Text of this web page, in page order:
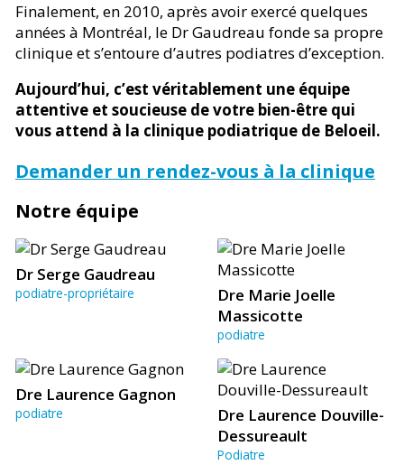
Finalement, en 2010, après avoir exercé quelques
années à Montréal, le Dr Gaudreau fonde sa propre
clinique et s’entoure d’autres podiatres d’exception.
Aujourd’hui, c’est véritablement une équipe
attentive et soucieuse de votre bien-être qui
vous attend à la clinique podiatrique de Beloeil.
Demander un rendez-vous à la clinique
Notre équipe
Dr Serge Gaudreau
podiatre-propriétaire
Dre Marie Joelle
Massicotte
podiatre
Dre Laurence Gagnon
podiatre
Dre Laurence Douville-
Dessureault
Podiatre